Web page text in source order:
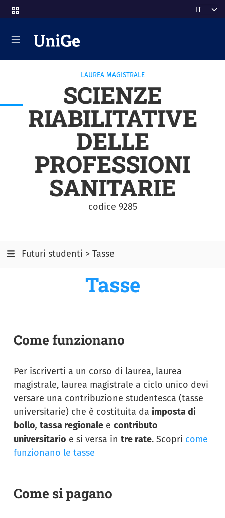
al contenuto principale Select
LAUREA MAGISTRALE
SCIENZE
RIABILITATIVE
DELLE
PROFESSIONI
SANITARIE
codice 9285
Futuri studenti > Tasse
Tasse
Come funzionano
Per iscriverti a un corso di laurea, laurea
magistrale, laurea magistrale a ciclo unico devi
versare una contribuzione studentesca (tasse
universitarie) che è costituita da imposta di
bollo, tassa regionale e contributo
universitario e si versa in tre rate. Scopri come
funzionano le tasse
Come si pagano